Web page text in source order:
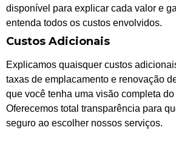
disponível para explicar cada valor e
entenda todos os custos envolvidos.
Custos Adicionais
Explicamos quaisquer custos
taxas de emplacamento e renovação
que você tenha uma visão completa
Oferecemos total transparência para
seguro ao escolher nossos serviços.